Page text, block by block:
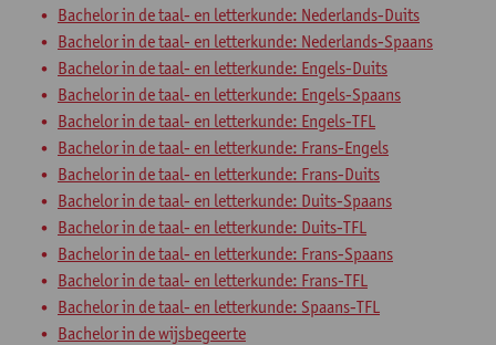
Bachelor in de taal- en letterkunde: Nederlands-Duits
Bachelor in de taal- en letterkunde: Nederlands-Spaans
Bachelor in de taal- en letterkunde: Engels-Duits
Bachelor in de taal- en letterkunde: Engels-Spaans
Bachelor in de taal- en letterkunde: Engels-TFL
Bachelor in de taal- en letterkunde: Frans-Engels
Bachelor in de taal- en letterkunde: Frans-Duits
Bachelor in de taal- en letterkunde: Duits-Spaans
Bachelor in de taal- en letterkunde: Duits-TFL
Bachelor in de taal- en letterkunde: Frans-Spaans
Bachelor in de taal- en letterkunde: Frans-TFL
Bachelor in de taal- en letterkunde: Spaans-TFL
Bachelor in de wijsbegeerte